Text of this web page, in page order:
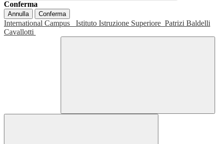
Conferma
Annulla Conferma
International Campus Istituto Istruzione Superiore Patrizi Baldelli
Cavallotti